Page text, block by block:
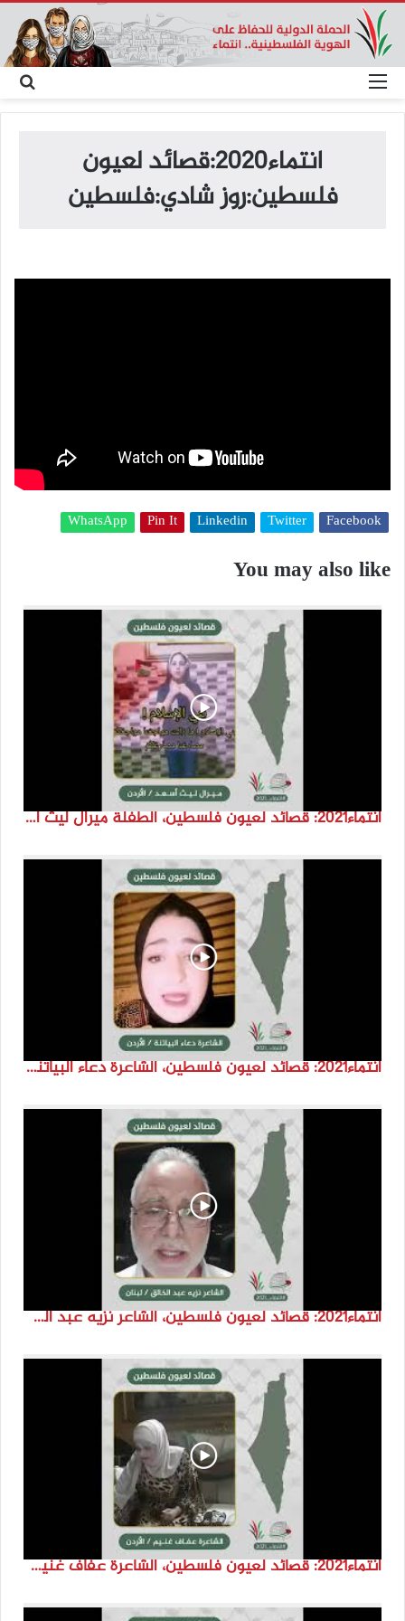
عن
انتماء2020:قصائد لعيون
فلسطين:روز شادي:فلسطين
Facebook
Twitter
Linkedin
Pin It
WhatsApp
You may also like
انتماء2021: قصائد لعيون فلسطين، الطفلة ميرال ليث اسعد، الاردن
انتماء2021: قصائد لعيون فلسطين، الشاعرة دعاء البياتنة ، الاردن
انتماء2021: قصائد لعيون فلسطين، الشاعر نزيه عبد الخالق، لبنان
انتماء2021: قصائد لعيون فلسطين، الشاعرة عفاف غنيم، الاردن